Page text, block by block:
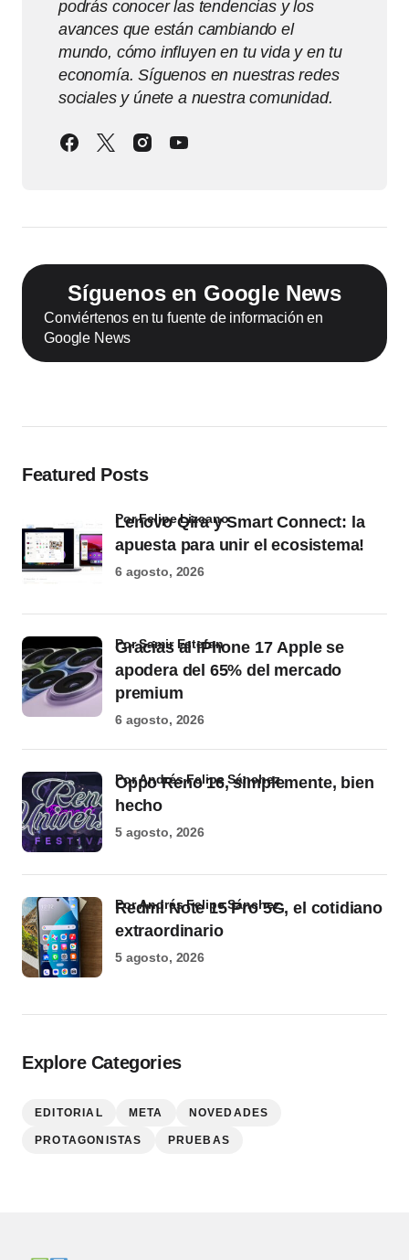
podrás conocer las tendencias y los
avances que están cambiando el
mundo, cómo influyen en tu vida y en tu
economía. Síguenos en nuestras redes
sociales y únete a nuestra comunidad.
Síguenos en Google News
Conviértenos en tu fuente de información en
Google News
Featured Posts
Lenovo Qira y Smart Connect: la
apuesta para unir el ecosistema!
por Felipe Lizcano
6 agosto, 2026
Gracias al iPhone 17 Apple se
apodera del 65% del mercado
premium
por Samir Estefan
6 agosto, 2026
Oppo Reno 16, simplemente, bien
hecho
por Andrés Felipe Sánchez
5 agosto, 2026
Redmi Note 15 Pro 5G, el cotidiano
extraordinario
por Andrés Felipe Sánchez
5 agosto, 2026
Explore Categories
EDITORIAL META NOVEDADES
PROTAGONISTAS PRUEBAS